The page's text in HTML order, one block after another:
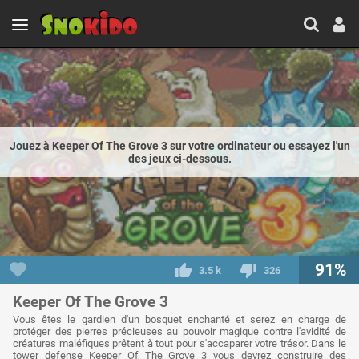
Jouez à Keeper Of The Grove 3 sur votre ordinateur ou essayez l'un
des jeux ci-dessous.
3.5 k 326 91%
Keeper Of The Grove 3
Vous êtes le gardien d'un bosquet enchanté et serez en charge de
protéger des pierres précieuses au pouvoir magique contre l'avidité de
créatures maléfiques prêtent à tout pour s'accaparer votre trésor. Dans le
tower defense Keeper Of The Grove 3 vous devrez construire des